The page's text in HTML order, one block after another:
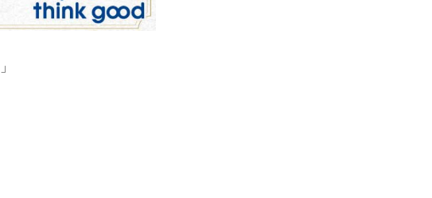
」